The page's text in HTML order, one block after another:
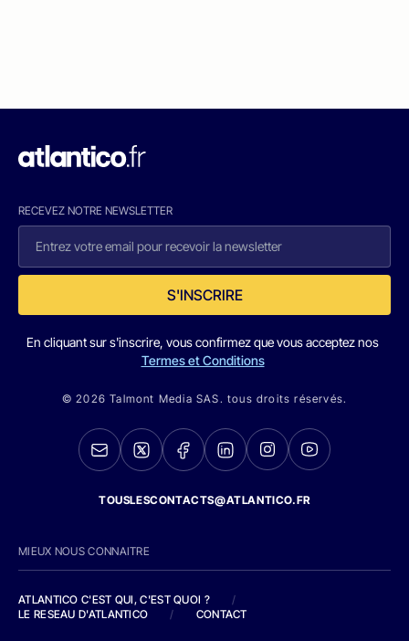
RECEVEZ NOTRE NEWSLETTER
S'INSCRIRE
En cliquant sur s'inscrire, vous confirmez que vous acceptez nos
Termes et Conditions
© 2026 Talmont Media SAS. tous droits réservés.
TOUSLESCONTACTS@ATLANTICO.FR
MIEUX NOUS CONNAITRE
ATLANTICO C'EST QUI, C'EST QUOI ?
/
LE RESEAU D'ATLANTICO
/ CONTACT